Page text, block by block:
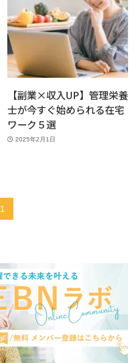
【副業×収入UP】管理栄養
士が今すぐ始められる在宅
ワーク５選
2025年2月1日
1